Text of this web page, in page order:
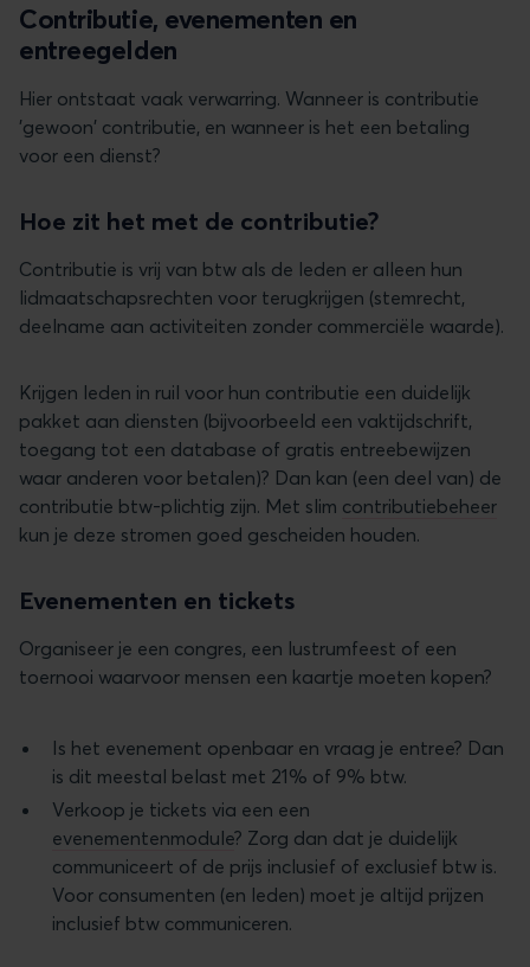
Contributie, evenementen en
entreegelden
Hier ontstaat vaak verwarring. Wanneer is contributie
'gewoon' contributie, en wanneer is het een betaling
voor een dienst?
Hoe zit het met de contributie?
Contributie is vrij van btw als de leden er alleen hun
lidmaatschapsrechten voor terugkrijgen (stemrecht,
deelname aan activiteiten zonder commerciële waarde).
Krijgen leden in ruil voor hun contributie een duidelijk
pakket aan diensten (bijvoorbeeld een vaktijdschrift,
toegang tot een database of gratis entreebewijzen
waar anderen voor betalen)? Dan kan (een deel van) de
contributie btw-plichtig zijn. Met slim contributiebeheer
kun je deze stromen goed gescheiden houden.
Evenementen en tickets
Organiseer je een congres, een lustrumfeest of een
toernooi waarvoor mensen een kaartje moeten kopen?
Is het evenement openbaar en vraag je entree? Dan
is dit meestal belast met 21% of 9% btw.
Verkoop je tickets via een een
evenementenmodule? Zorg dan dat je duidelijk
communiceert of de prijs inclusief of exclusief btw is.
Voor consumenten (en leden) moet je altijd prijzen
inclusief btw communiceren.